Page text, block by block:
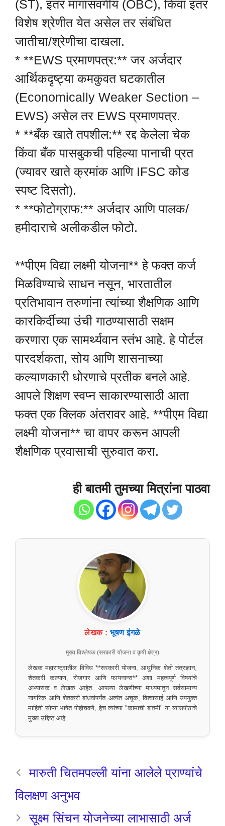
(ST), इतर मागासवर्गीय (OBC), किंवा इतर
विशेष श्रेणीत येत असेल तर संबंधित
जातीचा/श्रेणीचा दाखला.
* **EWS प्रमाणपत्र:** जर अर्जदार
आर्थिकदृष्ट्या कमकुवत घटकातील
(Economically Weaker Section –
EWS) असेल तर EWS प्रमाणपत्र.
* **बँक खाते तपशील:** रद्द केलेला चेक
किंवा बँक पासबुकची पहिल्या पानाची प्रत
(ज्यावर खाते क्रमांक आणि IFSC कोड
स्पष्ट दिसतो).
* **फोटोग्राफ:** अर्जदार आणि पालक/
हमीदाराचे अलीकडील फोटो.
**पीएम विद्या लक्ष्मी योजना** हे फक्त कर्ज
मिळविण्याचे साधन नसून, भारतातील
प्रतिभावान तरुणांना त्यांच्या शैक्षणिक आणि
कारकिर्दीच्या उंची गाठण्यासाठी सक्षम
करणारा एक सामर्थ्यवान स्तंभ आहे. हे पोर्टल
पारदर्शकता, सोय आणि शासनाच्या
कल्याणकारी धोरणाचे प्रतीक बनले आहे.
आपले शिक्षण स्वप्न साकारण्यासाठी आता
फक्त एक क्लिक अंतरावर आहे. **पीएम विद्या
लक्ष्मी योजना** चा वापर करून आपली
शैक्षणिक प्रवासाची सुरुवात करा.
ही बातमी तुमच्या मित्रांना पाठवा
लेखक : भूषण इंगळे
मुख्य विश्लेषक (सरकारी योजना व कृषी क्षेत्र)
लेखक महाराष्ट्रातील विविध **सरकारी योजना, आधुनिक शेती तंत्रज्ञान,
शेतकरी कल्याण, रोजगार आणि फायनान्स** अशा महत्वपूर्ण विषयांचे
अभ्यासक व लेखक आहेत. आपल्या लेखणीच्या माध्यमातून सर्वसामान्य
नागरिक आणि शेतकरी बांधवांपर्यंत अत्यंत अचूक, विश्वासार्ह आणि उपयुक्त
माहिती सोप्या भाषेत पोहोचवणे, हेच त्यांच्या "कामाची बातमी" या व्यासपीठाचे
मुख्य उद्दिष्ट आहे.
मारुती चितमपल्ली यांना आलेले प्राण्यांचे
विलक्षण अनुभव
सूक्ष्म सिंचन योजनेच्या लाभासाठी अर्ज